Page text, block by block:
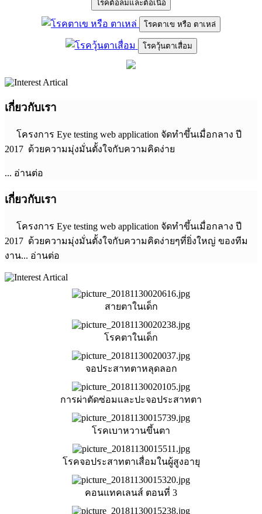
โรคต้อลมและต้อเนื้อ
โรคตาเข หรือ ตาเหล่
โรควุ้นตาเสื่อม
เกี่ยวกับเรา
โครงการ Eye testing web application จัดทำขึ้นเมื่อกลาง ปี
2017 ด้วยความมุ่งมั่นตั้งใจกับความคิดง่าย
... อ่านต่อ
เกี่ยวกับเรา
โครงการ Eye testing web application จัดทำขึ้นเมื่อกลาง ปี
2017 ด้วยความมุ่งมั่นตั้งใจกับความคิดง่ายๆที่ยิ่งใหญ่ ของทีม
งาน... อ่านต่อ
สายตาในเด็ก
โรคตาในเด็ก
จอประสาทตาหลุดลอก
การผ่าตัดซ่อมและปะจอประสาทตา
โรคเบาหวานขึ้นตา
โรคจอประสาทตาเสื่อมในผู้สูงอายุ
คอนแทคเลนส์ ตอนที่ 3